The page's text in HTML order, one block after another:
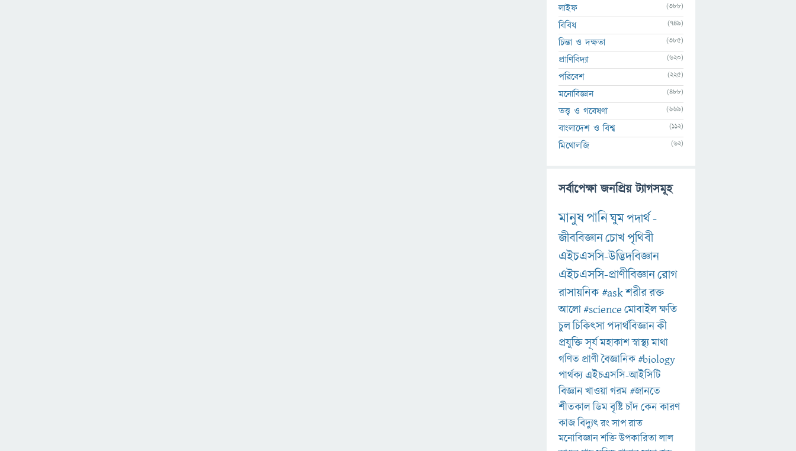
লাইফ (388)
বিবিধ (749)
চিন্তা ও দক্ষতা (385)
প্রাণিবিদ্যা (620)
পরিবেশ (225)
মনোবিজ্ঞান (488)
তত্ত্ব ও গবেষণা (669)
বাংলাদেশ ও বিশ্ব (112)
মিথোলজি (62)
সর্বাপেক্ষা জনপ্রিয় ট্যাগসমূহ
মানুষপানিঘুমপদার্থ-
জীববিজ্ঞানচোখপৃথিবী
এইচএসসি-উদ্ভিদবিজ্ঞান
এইচএসসি-প্রাণীবিজ্ঞানরোগ
রাসায়নিক#askশরীররক্ত
আলো#scienceমোবাইলক্ষতি
চুলচিকিৎসাপদার্থবিজ্ঞানকী
প্রযুক্তিসূর্যমহাকাশস্বাস্থ্যমাথা
গণিত প্রাণীবৈজ্ঞানিক#biology
পার্থক্য এইচএসসি-আইসিটি
বিজ্ঞানখাওয়াগরম#জানতে
শীতকালডিমবৃষ্টিচাঁদকেনকারণ
কাজবিদ্যুৎরংসাপরাত
মনোবিজ্ঞানশক্তিউপকারিতালাল